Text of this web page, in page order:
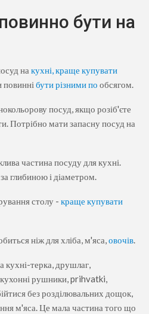
бути на
на кухні, краще купувати
бути різними по обсягом.
посуд, якщо розіб'єте
Потрібно мати запасну посуд на
частина посуду для кухні.
глибиною і діаметром.
столу - краще купувати
ніж для хліба, м'яса,овочів.
кухні-терка, друшлаг,
рушники, prihvatki,
без розділювальних дощок,
м'яса. Це мала частина того що